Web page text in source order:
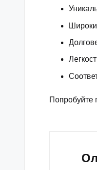
Попробуйте